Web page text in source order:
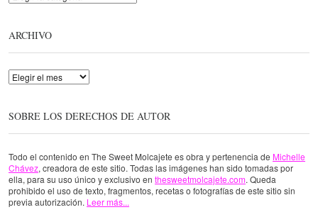
ARCHIVO
Archivo
SOBRE LOS DERECHOS DE AUTOR
Todo el contenido en The Sweet Molcajete es obra y pertenencia de Michelle
Chávez, creadora de este sitio. Todas las imágenes han sido tomadas por
ella, para su uso único y exclusivo en thesweetmolcajete.com. Queda
prohibido el uso de texto, fragmentos, recetas o fotografías de este sitio sin
previa autorización. Leer más...